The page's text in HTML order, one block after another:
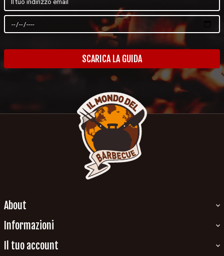
SCARICA LA GUIDA
About
Informazioni
Il tuo account